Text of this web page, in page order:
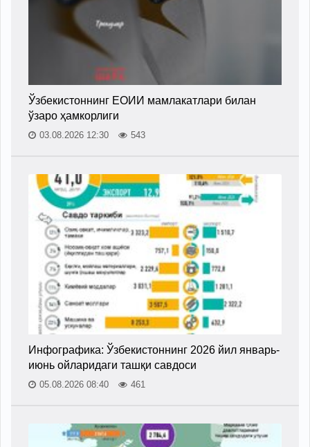
Ўзбекистоннинг ЕОИИ мамлакатлари билан
ўзаро ҳамкорлиги
03.08.2026 12:30 543
Инфографика: Ўзбекистоннинг 2026 йил январь-
июнь ойларидаги ташқи савдоси
05.08.2026 08:40 461